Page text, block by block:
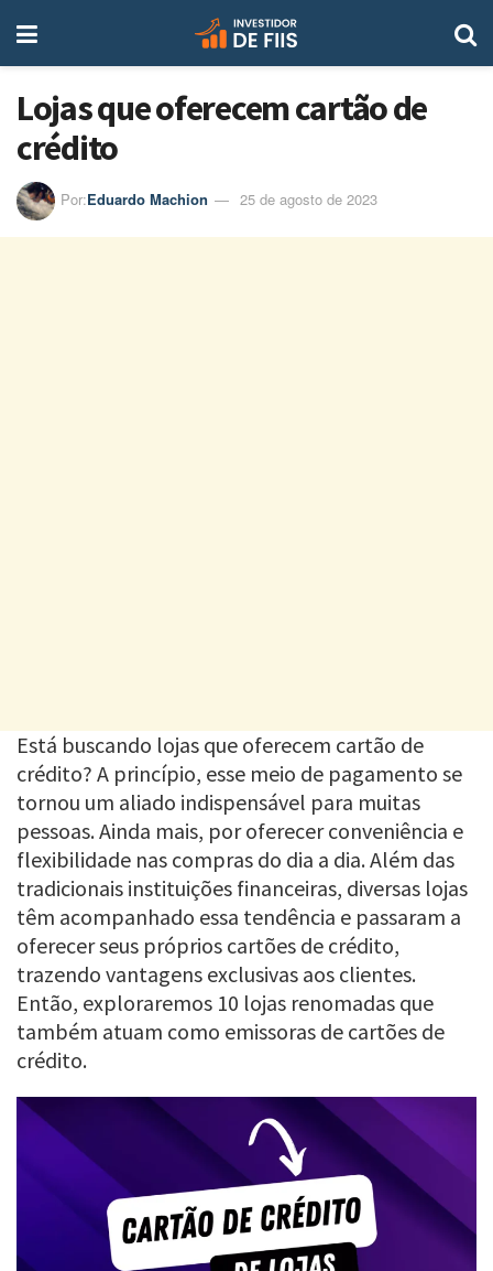
Lojas que oferecem cartão de
crédito
Por:Eduardo Machion 25 de agosto de 2023
Está buscando lojas que oferecem cartão de
crédito? A princípio, esse meio de pagamento se
tornou um aliado indispensável para muitas
pessoas. Ainda mais, por oferecer conveniência e
flexibilidade nas compras do dia a dia. Além das
tradicionais instituições financeiras, diversas lojas
têm acompanhado essa tendência e passaram a
oferecer seus próprios cartões de crédito,
trazendo vantagens exclusivas aos clientes.
Então, exploraremos 10 lojas renomadas que
também atuam como emissoras de cartões de
crédito.